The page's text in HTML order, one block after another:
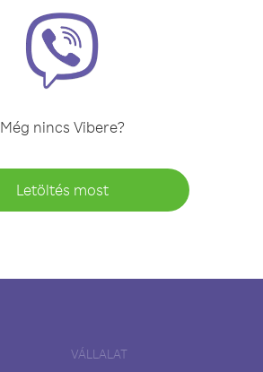
Még nincs Vibere?
Letöltés most
VÁLLALAT